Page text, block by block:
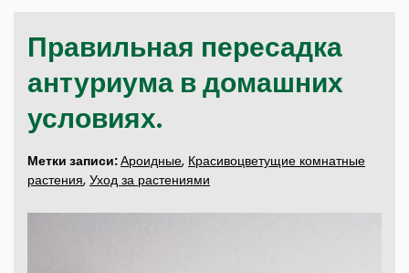
Правильная пересадка
антуриума в домашних
условиях.
Метки записи:Ароидные, Красивоцветущие комнатные
растения, Уход за растениями